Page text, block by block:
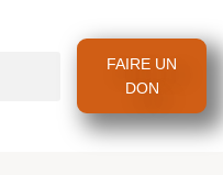
FAIRE UN
DON